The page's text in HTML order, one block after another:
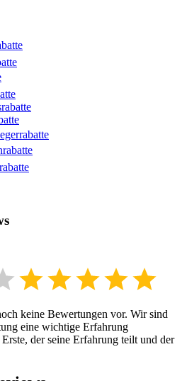
keine Bewertungen vor. Wir sind
eine wichtige Erfahrung
der seine Erfahrung teilt und der